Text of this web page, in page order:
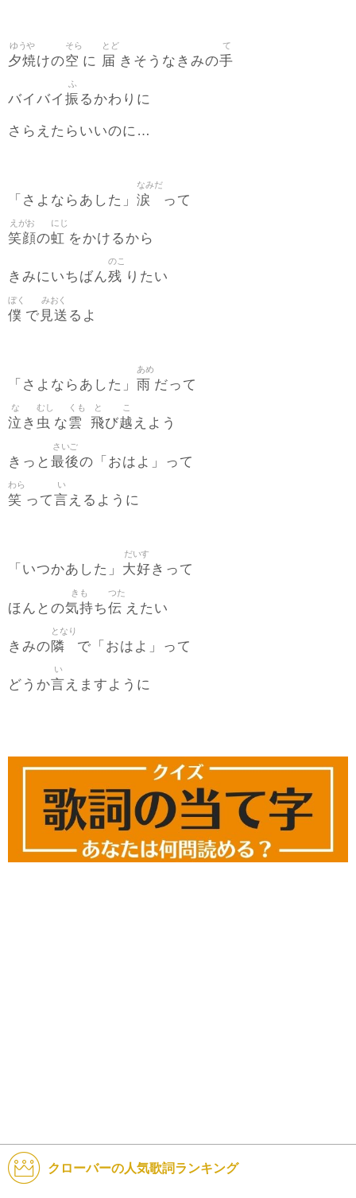
夕焼
ゆうや
けの空
そら
に 届
とど
きそうなきみの手
て
バイバイ 振
ふ
るかわりに
さらえたらいいのに…
「さよならあした」 涙
なみだ
って
笑顔
えがお
の虹
にじ
をかけるから
きみにいちばん残
のこ
りたい
僕
ぼく
で 見送
みおく
るよ
「さよならあした」 雨
あめ
だって
泣
な
き 虫
むし
な雲
くも
飛
と
び越
こ
えよう
きっと 最後
さいご
の「おはよ」って
笑
わら
って言
い
えるように
「いつかあした」 大好
だいす
きって
ほんとの気持
きも
ち伝
つた
えたい
きみの隣
となり
で「おはよ」って
どうか言
い
えますように
クローバーの人気歌詞ランキング